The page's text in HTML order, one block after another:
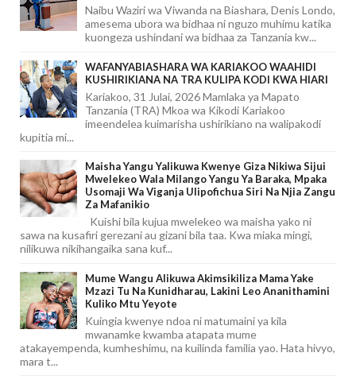
Naibu Waziri wa Viwanda na Biashara, Denis Londo,
amesema ubora wa bidhaa ni nguzo muhimu katika
kuongeza ushindani wa bidhaa za Tanzania kw...
WAFANYABIASHARA WA KARIAKOO WAAHIDI
KUSHIRIKIANA NA TRA KULIPA KODI KWA HIARI
Kariakoo, 31 Julai, 2026 Mamlaka ya Mapato
Tanzania (TRA) Mkoa wa Kikodi Kariakoo
imeendelea kuimarisha ushirikiano na walipakodi
kupitia mi...
Maisha Yangu Yalikuwa Kwenye Giza Nikiwa Sijui
Mwelekeo Wala Milango Yangu Ya Baraka, Mpaka
Usomaji Wa Viganja Ulipofichua Siri Na Njia Zangu
Za Mafanikio
Kuishi bila kujua mwelekeo wa maisha yako ni
sawa na kusafiri gerezani au gizani bila taa. Kwa miaka mingi,
nilikuwa nikihangaika sana kuf...
Mume Wangu Alikuwa Akimsikiliza Mama Yake
Mzazi Tu Na Kunidharau, Lakini Leo Ananithamini
Kuliko Mtu Yeyote
Kuingia kwenye ndoa ni matumaini ya kila
mwanamke kwamba atapata mume
atakayempenda, kumheshimu, na kuilinda familia yao. Hata hivyo,
mara t...